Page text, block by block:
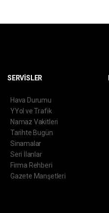
SERVİSLER
Hava Durumu
YYol ve Trafik
Namaz Vakitleri
Tarihte Bugün
Sinamalar
Seri İlanlar
Firma Rehberi
Gazete Manşetleri